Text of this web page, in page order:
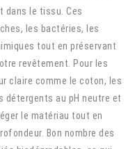
dans le tissu. Ces
les bactéries, les
tout en préservant
revêtement. Pour les
claire comme le coton, les
au pH neutre et
le matériau tout en
Bon nombre des